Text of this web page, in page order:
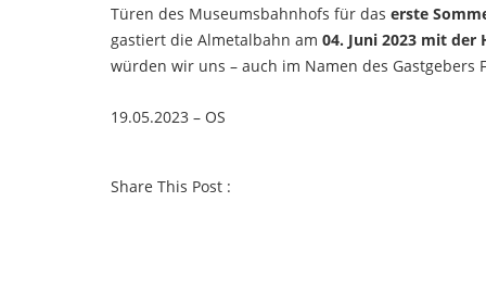
Türen des Museumsbahnhofs für das erste
gastiert die Almetalbahn am 04. Juni 2023 mit
würden wir uns – auch im Namen des Gastgebers
19.05.2023 – OS
Share This Post :